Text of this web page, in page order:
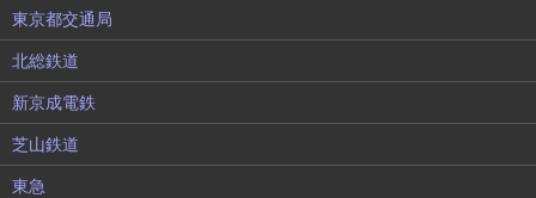
東京都交通局
北総鉄道
新京成電鉄
芝山鉄道
東急